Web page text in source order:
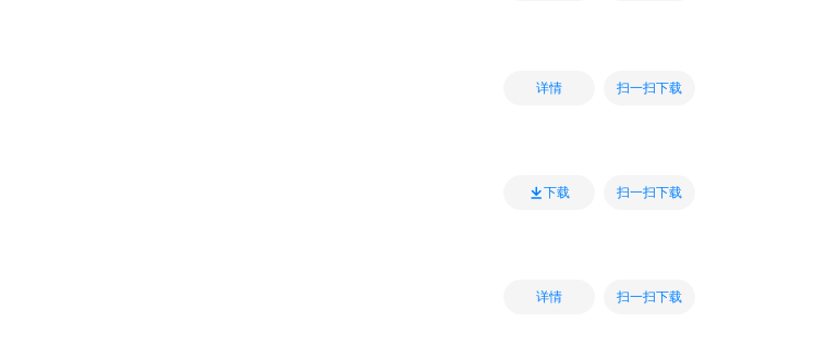
详情 扫一扫下载
下载 扫一扫下载
详情 扫一扫下载